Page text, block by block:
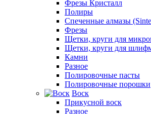
Фрезы Кристалл
Полиры
Спеченные алмазы
Фрезы
Щетки, круги для
Щетки, круги для
Камни
Разное
Полировочные пасты
Полировочные порошки
Воск
Прикусной воск
Разное